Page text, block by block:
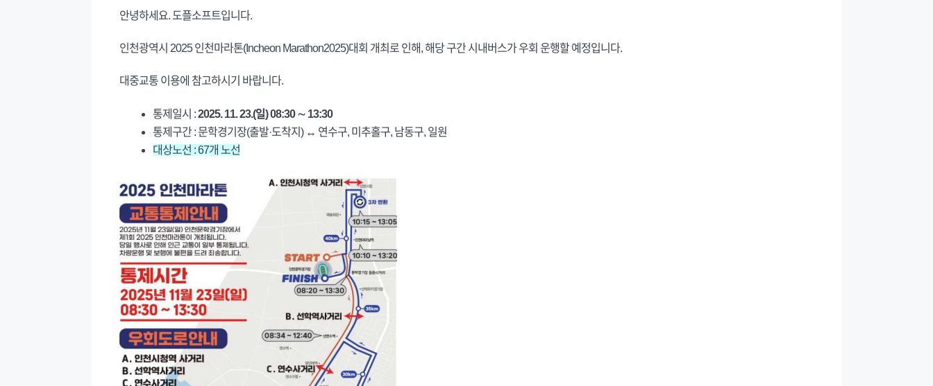
안녕하세요. 도플소프트입니다.
인천광역시 2025 인천마라톤(Incheon Marathon2025)대회 개최로 인해, 해당 구간 시내버스가 우회 운행할 예정입니다.
대중교통 이용에 참고하시기 바랍니다.
통제일시 :2025. 11. 23.(일) 08:30 ∼ 13:30
통제구간 : 문학경기장(출발·도착지) ↔ 연수구, 미추홀구, 남동구, 일원
대상노선 : 67개 노선